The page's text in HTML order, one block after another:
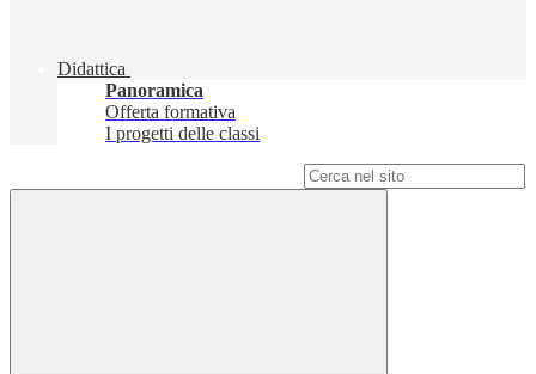
Didattica
Panoramica
Offerta formativa
I progetti delle classi